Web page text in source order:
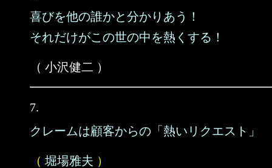
喜びを他の誰かと分かりあう！
それだけがこの世の中を熱くする！
（ 小沢健二 ）
7.
クレームは顧客からの「熱いリクエスト」
（ 堀場雅夫 ）